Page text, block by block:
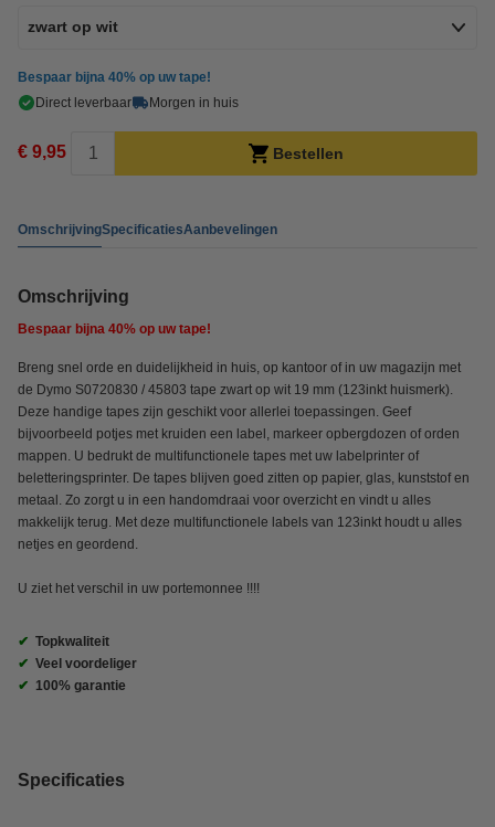
zwart op wit
Bespaar bijna 40% op uw tape!
Direct leverbaar
Morgen in huis
€ 9,95 Bestellen
OmschrijvingSpecificatiesAanbevelingen
Omschrijving
Bespaar bijna 40% op uw tape!
Breng snel orde en duidelijkheid in huis, op kantoor of in uw magazijn met
de Dymo S0720830 / 45803 tape zwart op wit 19 mm (123inkt huismerk).
Deze handige tapes zijn geschikt voor allerlei toepassingen. Geef
bijvoorbeeld potjes met kruiden een label, markeer opbergdozen of orden
mappen. U bedrukt de multifunctionele tapes met uw labelprinter of
beletteringsprinter. De tapes blijven goed zitten op papier, glas, kunststof en
metaal. Zo zorgt u in een handomdraai voor overzicht en vindt u alles
makkelijk terug. Met deze multifunctionele labels van 123inkt houdt u alles
netjes en geordend.
U ziet het verschil in uw portemonnee !!!!
✔ Topkwaliteit
✔ Veel voordeliger
✔ 100% garantie
Specificaties